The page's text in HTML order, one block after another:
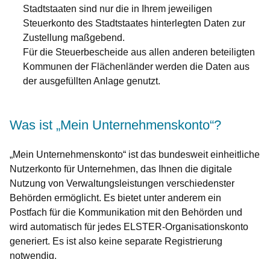
Stadtstaaten sind nur die in Ihrem jeweiligen
Steuerkonto des Stadtstaates hinterlegten Daten zur
Zustellung maßgebend.
Für die Steuerbescheide aus allen anderen beteiligten
Kommunen der Flächenländer werden die Daten aus
der ausgefüllten Anlage genutzt.
Was ist „Mein Unternehmenskonto“?
„Mein Unternehmenskonto“ ist das bundesweit einheitliche
Nutzerkonto für Unternehmen, das Ihnen die digitale
Nutzung von Verwaltungsleistungen verschiedenster
Behörden ermöglicht. Es bietet unter anderem ein
Postfach für die Kommunikation mit den Behörden und
wird automatisch für jedes ELSTER-Organisationskonto
generiert. Es ist also keine separate Registrierung
notwendig.